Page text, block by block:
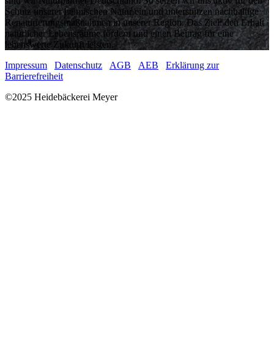
Schutz unserer heimischen Natur ein und unterstützen nachhaltige
Renaturierungsmaßnahmen in unserer Region. Das Ziel: den Erhalt
natürlicher Lebensräume fördern und einen Beitrag für eine
lebenswerte Zukunft leisten.
Impressum
Datenschutz AGB AEB
Erklärung zur
Barrierefreiheit
©2025 Heidebäckerei Meyer